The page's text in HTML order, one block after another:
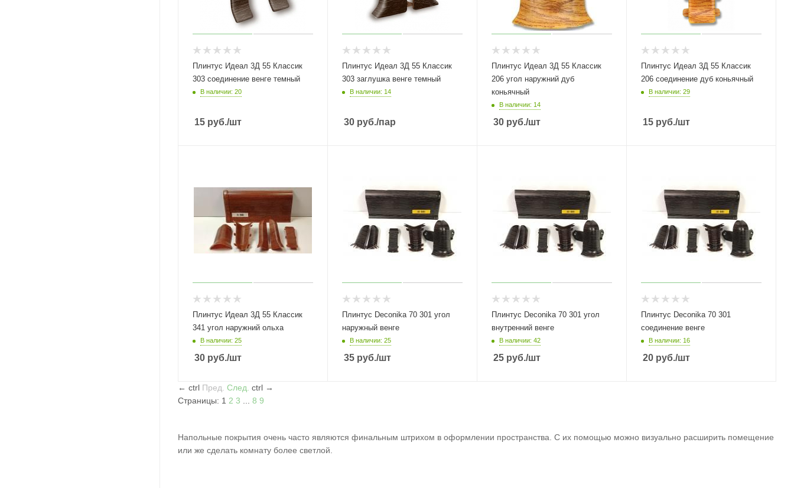
Плинтус Идеал 3Д 55 Классик
303 соединение венге темный
В наличии: 20
15 руб./шт
Плинтус Идеал 3Д 55 Классик
303 заглушка венге темный
В наличии: 14
30 руб./пар
Плинтус Идеал 3Д 55 Классик
206 угол наружний дуб
коньячный
В наличии: 14
30 руб./шт
Плинтус Идеал 3Д 55 Классик
206 соединение дуб коньячный
В наличии: 29
15 руб./шт
Плинтус Идеал 3Д 55 Классик
341 угол наружний ольха
В наличии: 25
30 руб./шт
Плинтус Deconika 70 301 угол
наружный венге
В наличии: 25
35 руб./шт
Плинтус Deconika 70 301 угол
внутренний венге
В наличии: 42
25 руб./шт
Плинтус Deconika 70 301
соединение венге
В наличии: 16
20 руб./шт
← ctrl Пред. След. ctrl →
Страницы: 1 2 3 8 9
Напольные покрытия очень часто являются финальным штрихом в оформлении пространства. С их помощью можно визуально расширить помещение
или же сделать комнату более светлой.